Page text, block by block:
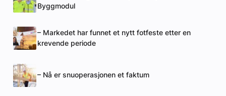
Byggmodul
– Markedet har funnet et nytt fotfeste etter en
krevende periode
– Nå er snuoperasjonen et faktum